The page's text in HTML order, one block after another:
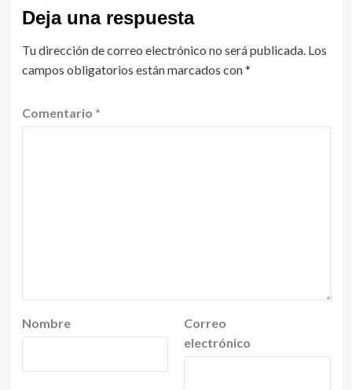
Deja una respuesta
Tu dirección de correo electrónico no será publicada. Los
campos obligatorios están marcados con*
Comentario *
Nombre
Correo
electrónico